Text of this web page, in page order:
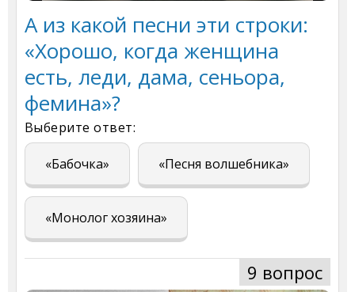
А из какой песни эти строки:
«Хорошо, когда женщина
есть, леди, дама, сеньора,
фемина»?
Выберите ответ:
«Бабочка» «Песня волшебника»
«Монолог хозяина»
9 вопрос